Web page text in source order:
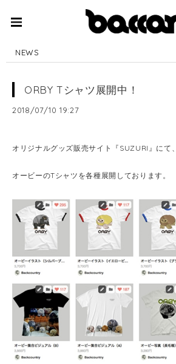
NEWS
ORBY Tシャツ展開中！
2018/07/10 19:27
オリジナルグッズ販売サイト『SUZURI』にて、
オービーのTシャツを各種展開しております。